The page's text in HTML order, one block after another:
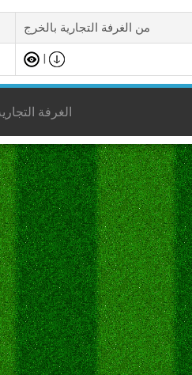
من الغرفة التجارية بالخرج
|
الغرفة